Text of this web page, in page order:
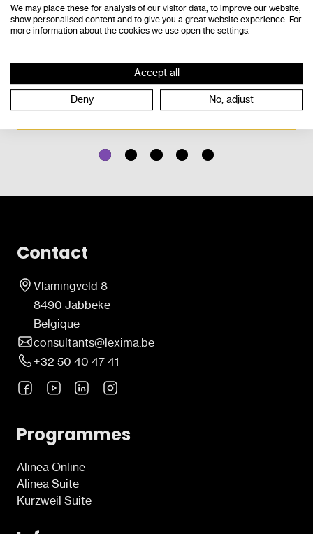
abonnement
annuel école
(1000-1999)
Commande
Contact
Vlamingveld 8
8490 Jabbeke
Belgique
consultants@lexima.be
+32 50 40 47 41
Programmes
Alinea Online
Alinea Suite
Kurzweil Suite
We may place these for analysis of our visitor data, to improve our website,
show personalised content and to give you a great website experience. For
more information about the cookies we use open the settings.
Accept all
Deny No, adjust